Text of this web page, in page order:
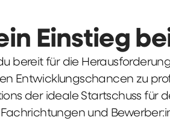
Einstieg
bereit für die
Entwicklungschancen zu
der ideale Startschuss für
und